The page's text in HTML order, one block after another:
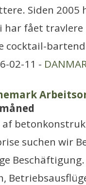
Siden 2005
har fået
cocktail-
02-11 -
af
suchen wir